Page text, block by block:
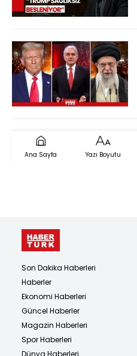
Ana Sayfa Yazı Boyutu
Son Dakika Haberleri
Haberler
Ekonomi Haberleri
Güncel Haberler
Magazin Haberleri
Spor Haberleri
Dünya Haberleri